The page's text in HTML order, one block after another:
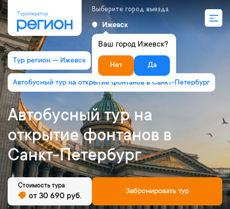
Выберите город выезда
Ижевск
Ваш город Ижевск?
Нет Да
Тур регион — Ижевск
Автобусный тур на открытие фонтанов в Санкт-Петербург
Автобусный тур на
открытие фонтанов в
Санкт-Петербург
Забронировать тур
Стоимость тура
от 30 690 руб.